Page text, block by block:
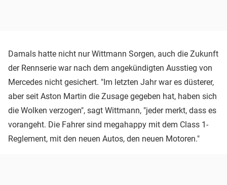
Damals hatte nicht nur Wittmann Sorgen, auch die Zukunft
der Rennserie war nach dem angekündigten Ausstieg von
Mercedes nicht gesichert. "Im letzten Jahr war es düsterer,
aber seit Aston Martin die Zusage gegeben hat, haben sich
die Wolken verzogen", sagt Wittmann, "jeder merkt, dass es
vorangeht. Die Fahrer sind megahappy mit dem Class 1-
Reglement, mit den neuen Autos, den neuen Motoren."